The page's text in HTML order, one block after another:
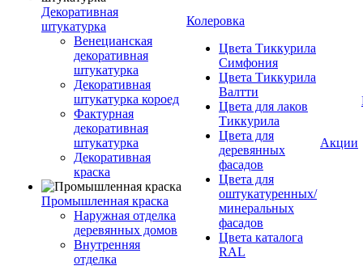
Декоративная
штукатурка
Венецианская
декоративная
штукатурка
Декоративная
штукатурка короед
Фактурная
декоративная
штукатурка
Декоративная
краска
Промышленная краска
Наружная отделка
деревянных домов
Внутренняя
отделка
Колеровка
Цвета Тиккурила
Симфония
Цвета Тиккурила
Валтти
Цвета для лаков
Тиккурила
Цвета для
деревянных
фасадов
Цвета для
оштукатуренных/
минеральных
фасадов
Цвета каталога
RAL
Акции